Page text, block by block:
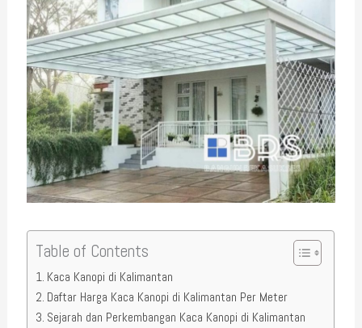
Table of Contents
Kaca Kanopi di Kalimantan
Daftar Harga Kaca Kanopi di Kalimantan Per Meter
Sejarah dan Perkembangan Kaca Kanopi di Kalimantan